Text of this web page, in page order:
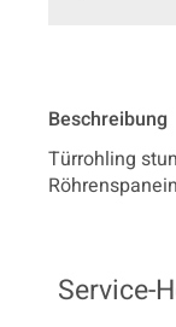
Beschreibung
Türrohling
Service-